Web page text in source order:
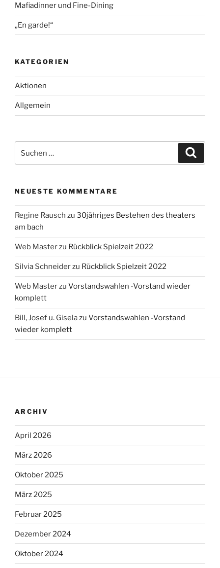
Mafiadinner und Fine-Dining
„En garde!“
KATEGORIEN
Aktionen
Allgemein
nach:
NEUESTE KOMMENTARE
Regine Rausch zu 30jähriges Bestehen des theaters
am bach
Web Masterzu Rückblick Spielzeit 2022
Silvia Schneiderzu Rückblick Spielzeit 2022
Web Masterzu Vorstandswahlen -Vorstand wieder
komplett
Bill, Josef u. Giselazu Vorstandswahlen -Vorstand
wieder komplett
ARCHIV
April 2026
März 2026
Oktober 2025
März 2025
Februar 2025
Dezember 2024
Oktober 2024